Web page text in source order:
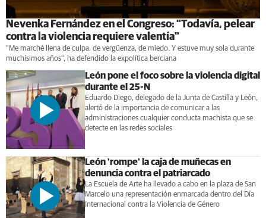
Nevenka Fernández en el Congreso: "Todavía, pelear
contra la violencia requiere valentía"
"Me marché llena de culpa, de vergüenza, de miedo. Y estuve muy sola durante
muchísimos años", ha defendido la expolítica berciana
León pone el foco sobre la violencia digital
durante el 25-N
Eduardo Diego, delegado de la Junta de Castilla y León,
alertó de la importancia de comunicar a las
administraciones cualquier conducta machista que se
detecte en las redes sociales
León 'rompe' la caja de muñecas en
denuncia contra el patriarcado
La Escuela de Arte ha llevado a cabo en la plaza de San
Marcelo una representación enmarcada dentro del Día
Internacional contra la Violencia de Género